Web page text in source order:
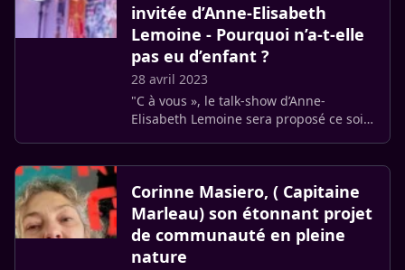
invitée d’Anne-Elisabeth
Lemoine - Pourquoi n’a-t-elle
pas eu d’enfant ?
28 avril 2023
"C à vous », le talk-show d’Anne-
Elisabeth Lemoine sera proposé ce soir
Corinne Masiero, ( Capitaine
Marleau) son étonnant projet
de communauté en pleine
nature